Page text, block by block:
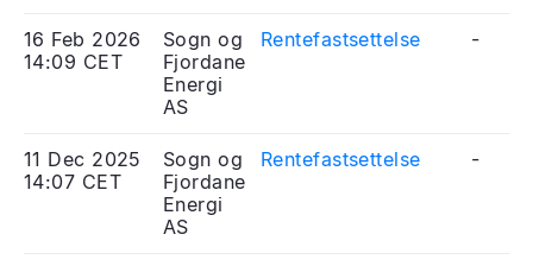
AS
16 Feb 2026
14:09 CET
Sogn og
Fjordane
Energi
AS
Rentefastsettelse -
11 Dec 2025
14:07 CET
Sogn og
Fjordane
Energi
AS
Rentefastsettelse -